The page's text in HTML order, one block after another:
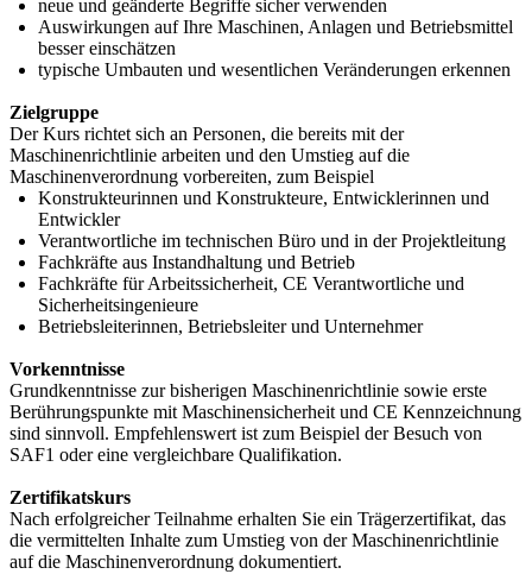
neue und geänderte Begriffe sicher verwenden
Auswirkungen auf Ihre Maschinen, Anlagen und Betriebsmittel
besser einschätzen
typische Umbauten und wesentlichen Veränderungen erkennen
Zielgruppe
Der Kurs richtet sich an Personen, die bereits mit der
Maschinenrichtlinie arbeiten und den Umstieg auf die
Maschinenverordnung vorbereiten, zum Beispiel
Konstrukteurinnen und Konstrukteure, Entwicklerinnen und
Entwickler
Verantwortliche im technischen Büro und in der Projektleitung
Fachkräfte aus Instandhaltung und Betrieb
Fachkräfte für Arbeitssicherheit, CE Verantwortliche und
Sicherheitsingenieure
Betriebsleiterinnen, Betriebsleiter und Unternehmer
Vorkenntnisse
Grundkenntnisse zur bisherigen Maschinenrichtlinie sowie erste
Berührungspunkte mit Maschinensicherheit und CE Kennzeichnung
sind sinnvoll. Empfehlenswert ist zum Beispiel der Besuch von
SAF1 oder eine vergleichbare Qualifikation.
Zertifikatskurs
Nach erfolgreicher Teilnahme erhalten Sie ein Trägerzertifikat, das
die vermittelten Inhalte zum Umstieg von der Maschinenrichtlinie
auf die Maschinenverordnung dokumentiert.